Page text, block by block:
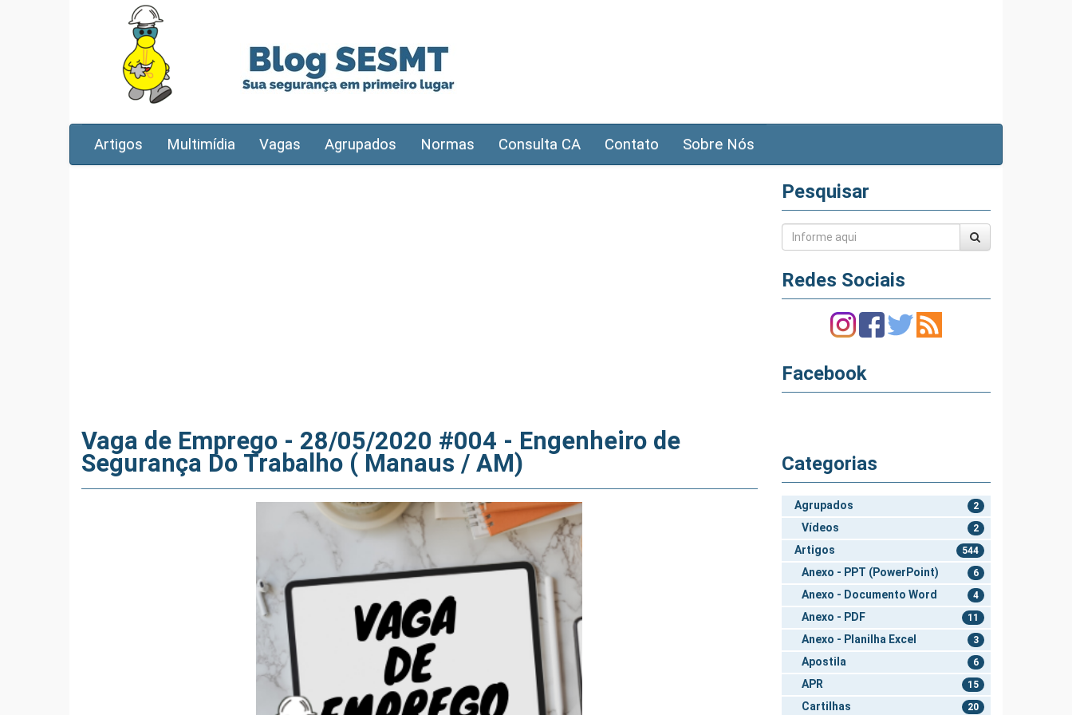
Artigos Multimídia Vagas Agrupados Normas Consulta CA Contato Sobre Nós
Vaga de Emprego - 28/05/2020 #004 - Engenheiro de
Segurança Do Trabalho ( Manaus / AM)
Pesquisar
Redes Sociais
Facebook
Categorias
Agrupados 2
Vídeos 2
Artigos 544
Anexo - PPT (PowerPoint) 6
Anexo - Documento Word 4
Anexo - PDF 11
Anexo - Planilha Excel 3
Apostila 6
APR 15
Cartilhas 20